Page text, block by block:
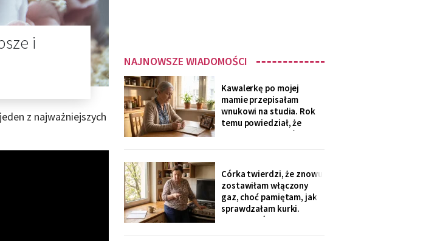
i
z najważniejszych
NAJNOWSZE WIADOMOŚCI
Kawalerkę po mojej
mamie przepisałam
wnukowi na studia. Rok
temu powiedział, że
musiał ją sprzedać, „bo
spotkałam dawną
sąsiadkę stamtąd: „Co
weekend inni ludzie z
walizkami, klucze w
skrzynce na szyfr.
Córka twierdzi, że znowu
zostawiłam włączony
gaz, choć pamiętam, jak
sprawdzałam kurki.
Klucze, które „zgubiłam",